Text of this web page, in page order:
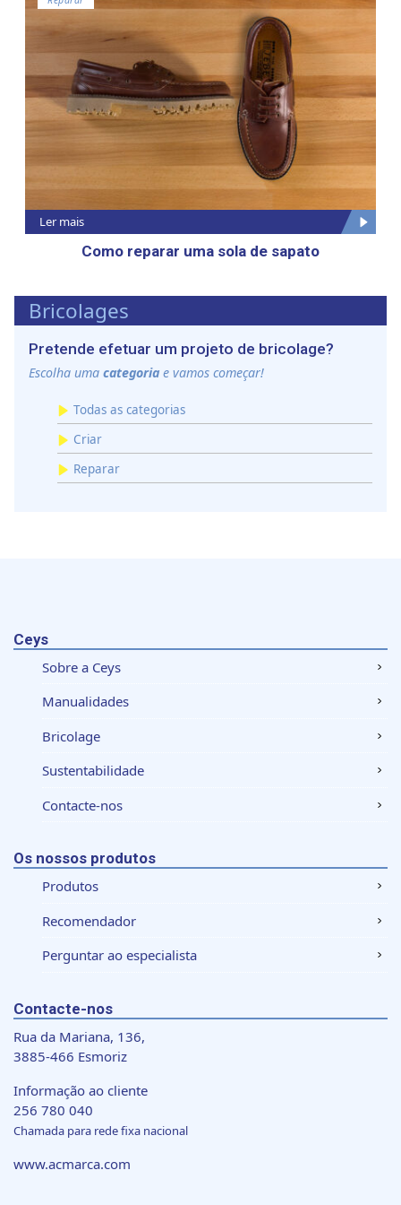
anúncios, fornecer funcionalidades de redes sociais e
analisar o nosso tráfego. Também partilhamos
informações acerca da sua utilização do site com os
nossos parceiros de redes sociais, de publicidade e de
análise, que as podem combinar com outras informações
que lhes forneceu ou recolhidas por estes a partir da sua
Ler mais
Como reparar uma sola de sapato
Bricolages
Pretende efetuar um projeto de bricolage?
Escolha uma categoria e vamos começar!
Todas as categorias
Criar
Reparar
Ceys
Sobre a Ceys
Manualidades
Bricolage
Sustentabilidade
Contacte-nos
Os nossos produtos
Produtos
Recomendador
Perguntar ao especialista
Contacte-nos
Rua da Mariana, 136,
3885-466 Esmoriz
Informação ao cliente
256 780 040
Chamada para rede fixa nacional
www.acmarca.com